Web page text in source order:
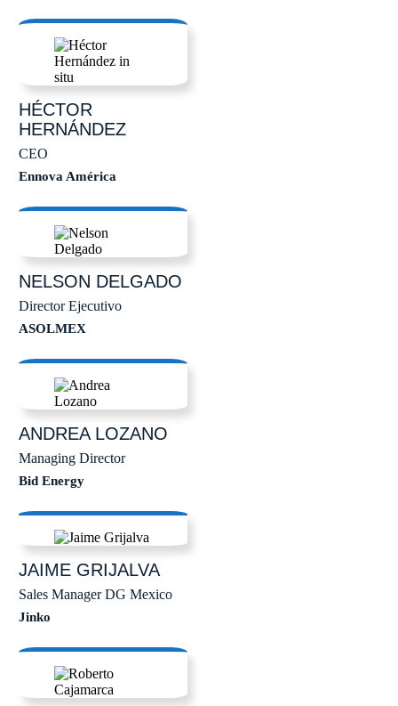
HÉCTOR
HERNÁNDEZ
CEO
Ennova América
NELSON DELGADO
Director Ejecutivo
ASOLMEX
ANDREALOZANO
Managing Director
Bid Energy
JAIME GRIJALVA
Sales Manager DG Mexico
Jinko